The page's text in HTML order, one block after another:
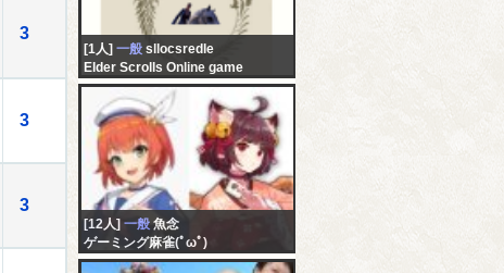
3
3
3
[1人] 一般 sllocsredle
Elder Scrolls Online game
[12人] 一般 魚念
ゲーミング麻雀(ﾟωﾟ)